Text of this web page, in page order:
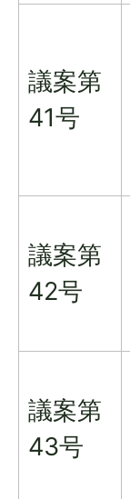
議案第
41号
議案第
42号
議案第
43号